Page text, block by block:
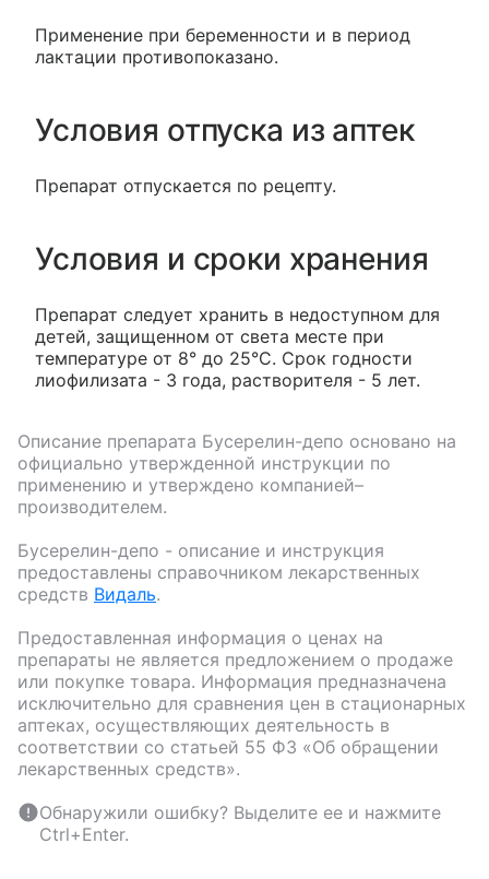
Применение при беременности и в период
лактации противопоказано.
Условия отпуска из аптек
Препарат отпускается по рецепту.
Условия и сроки хранения
Препарат следует хранить в недоступном для
детей, защищенном от света месте при
температуре от 8° до 25°С. Срок годности
лиофилизата - 3 года, растворителя - 5 лет.
Описание препарата Бусерелин-депо основано на
официально утвержденной инструкции по
применению и утверждено компанией–
производителем.
Бусерелин-депо - описание и инструкция
предоставлены справочником лекарственных
средств Видаль.
Предоставленная информация о ценах на
препараты не является предложением о продаже
или покупке товара. Информация предназначена
исключительно для сравнения цен в стационарных
аптеках, осуществляющих деятельность в
соответствии со статьей 55 ФЗ «Об обращении
лекарственных средств».
Обнаружили ошибку? Выделите ее и нажмите
Ctrl+Enter.